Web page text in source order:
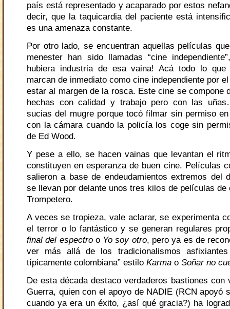
país está representado y acaparado por estos
decir, que la taquicardia del paciente está
es una amenaza constante.
Por otro lado, se encuentran aquellas películas
menester han sido llamadas “cine
hubiera industria de esa vaina! Acá todo lo
marcan de inmediato como cine independiente por
estar al margen de la rosca. Este cine se compone
hechas con calidad y trabajo pero con las
sucias del mugre porque tocó filmar sin permiso
con la cámara cuando la policía los coge sin
de Ed Wood.
Y pese a ello, se hacen vainas que levantan el
constituyen en esperanza de buen cine. Películas
salieron a base de endeudamientos extremos del
se llevan por delante unos tres kilos de películas de
Trompetero.
A veces se tropieza, vale aclarar, se experimenta
el terror o lo fantástico y se generan regulares
final del espectroo Yo soy otro, pero ya es de
ver más allá de los tradicionalismos
típicamente colombiana” estilo Karma o Soñar no
De esta década destaco verdaderos bastiones con
Guerra, quien con el apoyo de NADIE (RCN apoyó
cuando ya era un éxito, ¿así qué gracia?) ha